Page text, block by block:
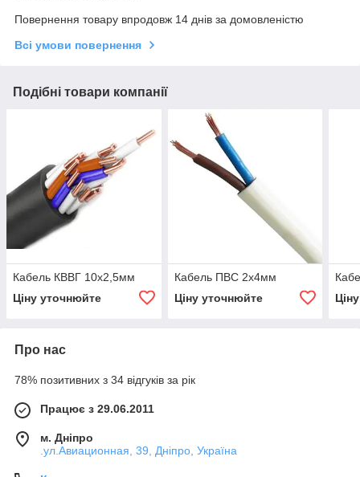
Повернення товару впродовж 14 днів за домовленістю
Всі умови повернення
Подібні товари компанії
Кабель КВВГ 10х2,5мм
Ціну уточнюйте
Кабель ПВС 2х4мм
Ціну уточнюйте
Про нас
78% позитивних з 34 відгуків за рік
Працює з 29.06.2011
м. Дніпро
.ул.Авиационная, 39, Дніпро, Україна